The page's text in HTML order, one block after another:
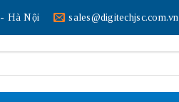
- Hà Nội sales@digitechjsc.com.vn